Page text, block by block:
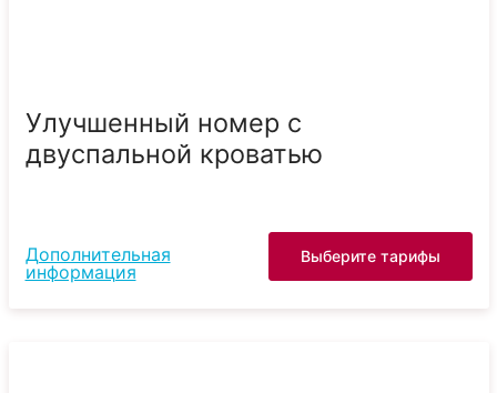
Улучшенный номер с
двуспальной кроватью
Дополнительная
информация
Выберите тарифы